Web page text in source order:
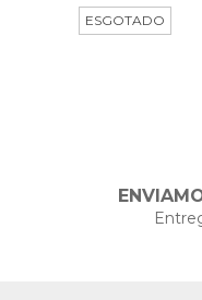
ESGOTADO